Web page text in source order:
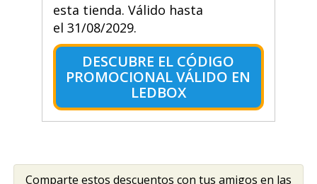
esta tienda. Válido hasta
el 31/08/2029.
DESCUBRE EL CÓDIGO
PROMOCIONAL VÁLIDO EN
LEDBOX
Comparte estos descuentos con tus amigos en las